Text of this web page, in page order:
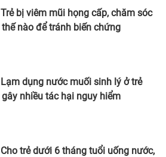
Trẻ bị viêm mũi họng cấp, chăm sóc
thế nào để tránh biến chứng
Lạm dụng nước muối sinh lý ở trẻ
gây nhiều tác hại nguy hiểm
Cho trẻ dưới 6 tháng tuổi uống nước,